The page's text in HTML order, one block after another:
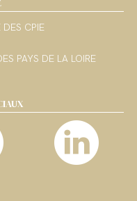
DES CPIE
PAYS DE LA LOIRE